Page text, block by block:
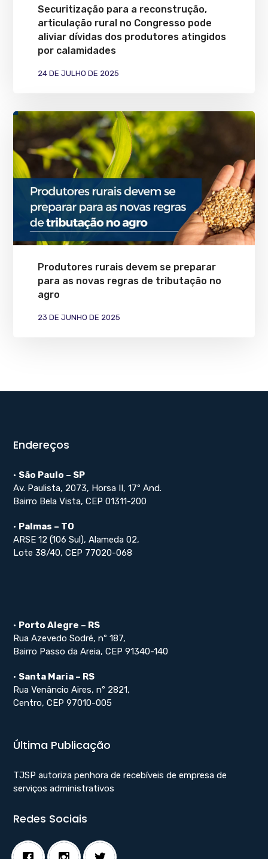
Securitização para a reconstrução,
articulação rural no Congresso pode
aliviar dívidas dos produtores atingidos
por calamidades
24 DE JULHO DE 2025
Produtores rurais devem se preparar
para as novas regras de tributação no
agro
23 DE JUNHO DE 2025
Endereços
• São Paulo – SP
Av. Paulista, 2073, Horsa II, 17º And.
Bairro Bela Vista, CEP 01311-200
• Palmas – TO
ARSE 12 (106 Sul), Alameda 02,
Lote 38/40, CEP 77020-068
• Porto Alegre – RS
Rua Azevedo Sodré, nº 187,
Bairro Passo da Areia, CEP 91340-140
• Santa Maria – RS
Rua Venâncio Aires, nº 2821,
Centro, CEP 97010-005
Última Publicação
TJSP autoriza penhora de recebíveis de empresa de
serviços administrativos
Redes Sociais